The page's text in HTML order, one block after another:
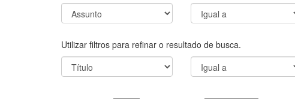
Utilizar filtros para refinar o resultado de busca.